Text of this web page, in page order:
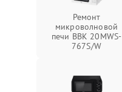
Ремонт
микроволновой
печи BBK 20MWS-
767S/W